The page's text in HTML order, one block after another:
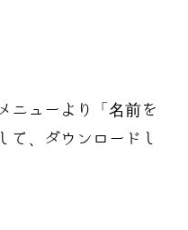
ニューより「名前を
て、ダウンロードし